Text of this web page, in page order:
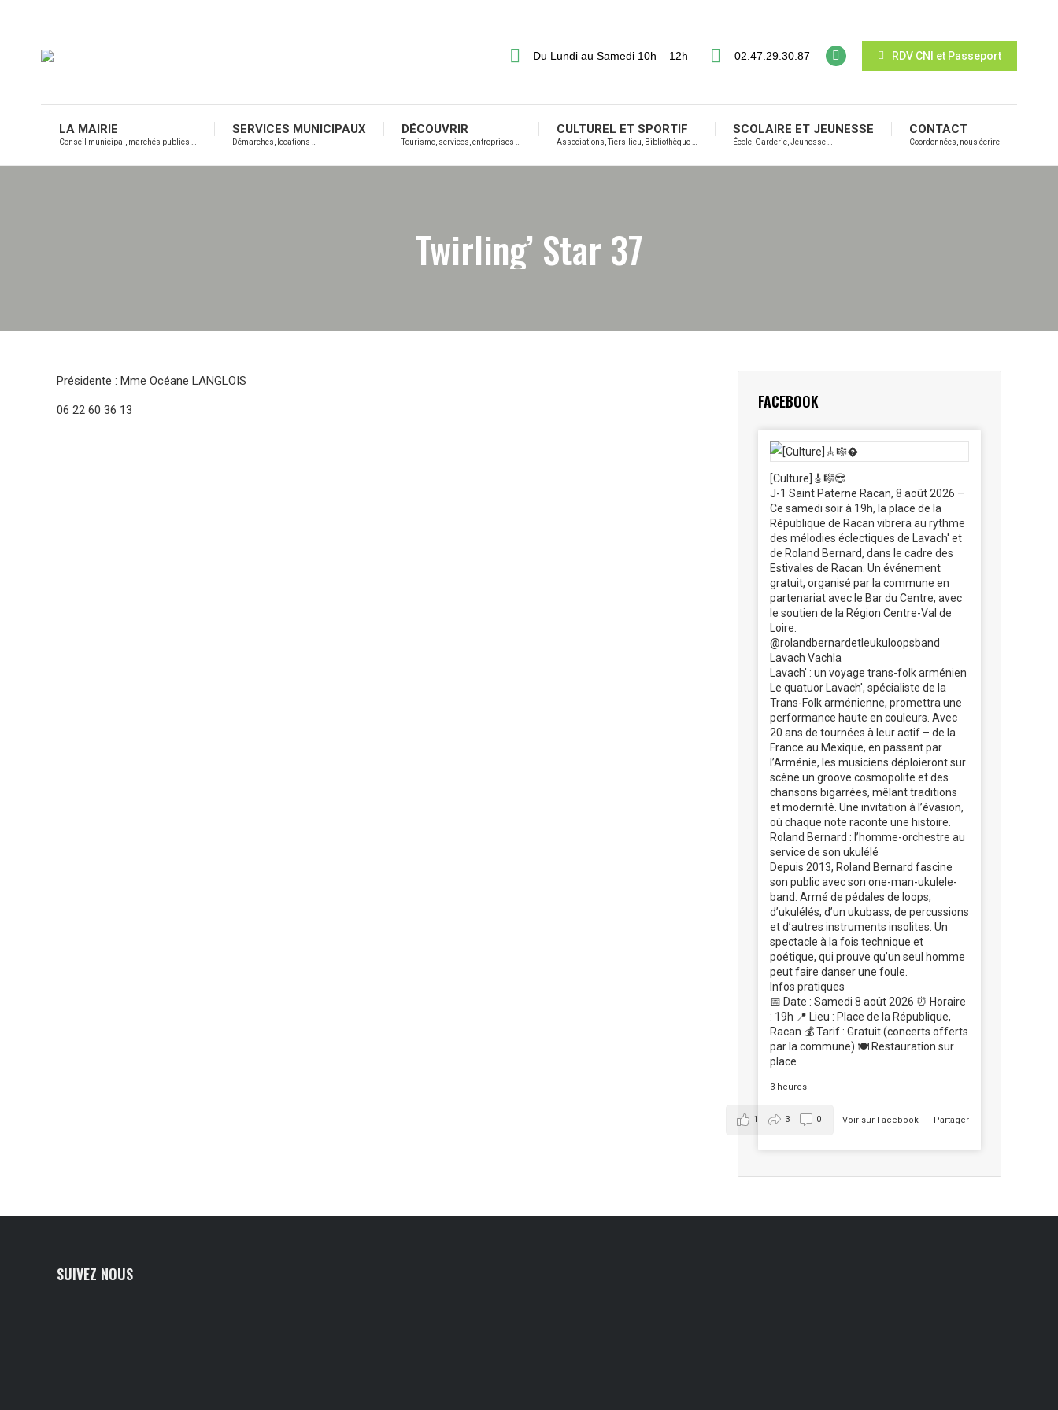
Du Lundi au Samedi 10h – 12h 02.47.29.30.87 RDV CNI et Passeport
LA MAIRIE
Conseil municipal, marchés publics …
SERVICES MUNICIPAUX
Démarches, locations …
DÉCOUVRIR
Tourisme, services, entreprises …
CULTUREL ET SPORTIF
Associations, Tiers-lieu, Bibliothèque …
SCOLAIRE ET JEUNESSE
École, Garderie, Jeunesse …
CONTACT
Coordonnées, nous écrire
Twirling’ Star 37
Présidente : Mme Océane LANGLOIS
06 22 60 36 13 FACEBOOK
[Culture]🎸🎼😎
J-1 Saint Paterne Racan, 8 août 2026 –
Ce samedi soir à 19h, la place de la
République de Racan vibrera au rythme
des mélodies éclectiques de Lavach' et
de Roland Bernard, dans le cadre des
Estivales de Racan. Un événement
gratuit, organisé par la commune en
partenariat avec le Bar du Centre, avec
le soutien de la Région Centre-Val de
Loire.
@rolandbernardetleukuloopsband
Lavach Vachla
Lavach' : un voyage trans-folk arménien
Le quatuor Lavach', spécialiste de la
Trans-Folk arménienne, promettra une
performance haute en couleurs. Avec
20 ans de tournées à leur actif – de la
France au Mexique, en passant par
l’Arménie, les musiciens déploieront sur
scène un groove cosmopolite et des
chansons bigarrées, mêlant traditions
et modernité. Une invitation à l’évasion,
où chaque note raconte une histoire.
Roland Bernard : l’homme-orchestre au
service de son ukulélé
Depuis 2013, Roland Bernard fascine
son public avec son one-man-ukulele-
band. Armé de pédales de loops,
d’ukulélés, d’un ukubass, de percussions
et d’autres instruments insolites. Un
spectacle à la fois technique et
poétique, qui prouve qu’un seul homme
peut faire danser une foule.
Infos pratiques
📅 Date : Samedi 8 août 2026 ⏰ Horaire
: 19h 📍 Lieu : Place de la République,
Racan 💰 Tarif : Gratuit (concerts offerts
par la commune) 🍽️ Restauration sur
place
3 heures
Voir sur Facebook · Partager
1 3 0
SUIVEZ NOUS